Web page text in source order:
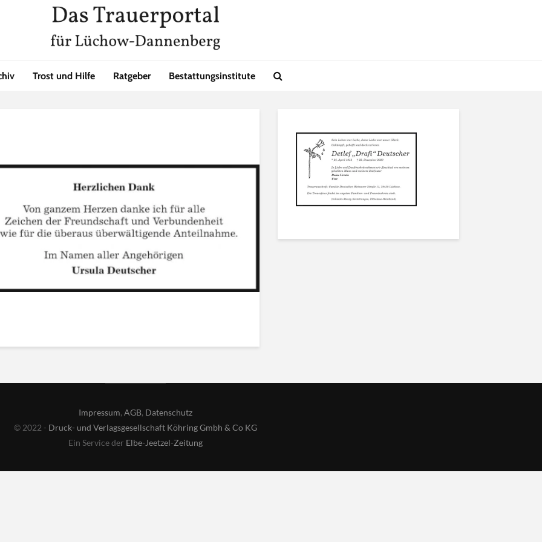
Trost und Hilfe Ratgeber Bestattungsinstitute
Impressum, AGB, Datenschutz
© 2022 - Druck- und Verlagsgesellschaft Köhring Gmbh & Co KG
Ein Service der Elbe-Jeetzel-Zeitung